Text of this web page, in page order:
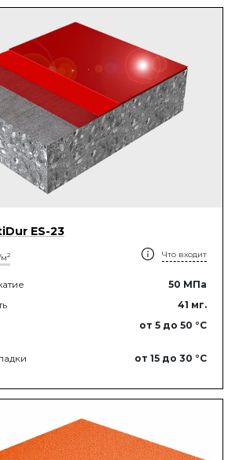
ES-23
2 Что входит
50 МПа
41 мг.
от 5 до 50 °C
от 15 до 30 °C